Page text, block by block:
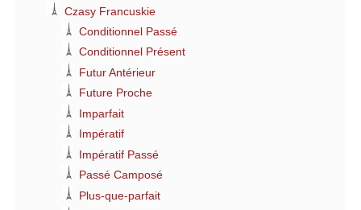
Czasy Francuskie
Conditionnel Passé
Conditionnel Présent
Futur Antérieur
Future Proche
Imparfait
Impératif
Impératif Passé
Passé Camposé
Plus-que-parfait